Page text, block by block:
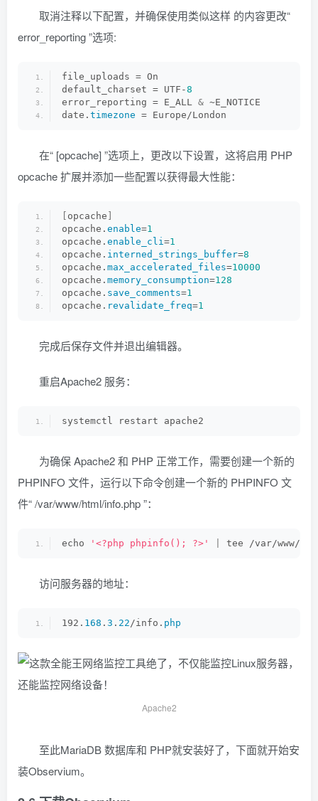
取消注释以下配置，并确保使用类似这样 的内容更改“
error_reporting ”选项:
file_uploads = On
default_charset = UTF-8
error_reporting = E_ALL & ~E_NOTICE
date. timezone = Europe/London
在“ [opcache] ”选项上，更改以下设置，这将启用 PHP
opcache 扩展并添加一些配置以获得最大性能：
opcache
opcache. enable=1
opcache. enable_cli=1
opcache. interned_strings_buffer=8
opcache. max_accelerated_files=10000
opcache. memory_consumption=128
opcache. save_comments=1
opcache. revalidate_freq=1
完成后保存文件并退出编辑器。
重启Apache2 服务：
systemctl restart apache2
为确保 Apache2 和 PHP 正常工作，需要创建一个新的
PHPINFO 文件，运行以下命令创建一个新的 PHPINFO 文
件“ /var/www/html/info.php ”：
echo '<?php phpinfo(); ?>' tee /var/www/
访问服务器的地址：
192. 168 . 3 . 22/info. php
Apache2
至此MariaDB 数据库和 PHP就安装好了，下面就开始安
装Observium。